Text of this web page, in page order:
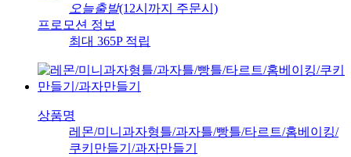
오늘출발(12시까지 주문시)
프로모션 정보
최대 365P 적립
상품명
레몬/미니과자형틀/과자틀/빵틀/타르트/홈베이킹/
쿠키만들기/과자만들기